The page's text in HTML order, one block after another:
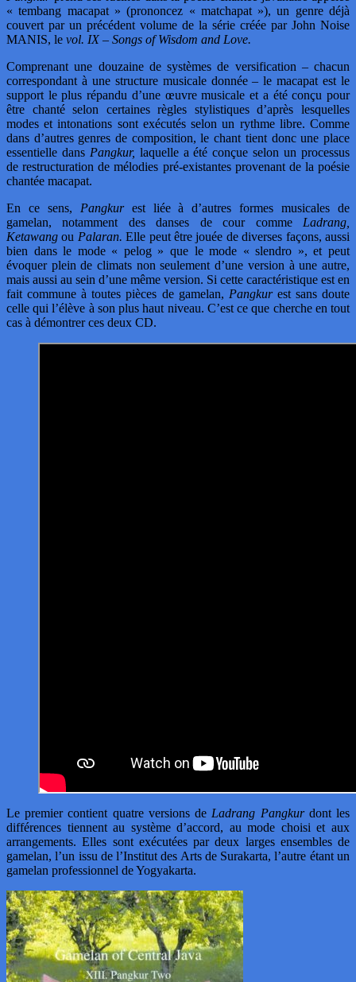
« tembang macapat » (prononcez « matchapat »), un genre déjà
couvert par un précédent volume de la série créée par John Noise
MANIS, le vol. IX – Songs of Wisdom and Love.
Comprenant une douzaine de systèmes de versification – chacun
correspondant à une structure musicale donnée – le macapat est le
support le plus répandu d’une œuvre musicale et a été conçu pour
être chanté selon certaines règles stylistiques d’après lesquelles
modes et intonations sont exécutés selon un rythme libre. Comme
dans d’autres genres de composition, le chant tient donc une place
essentielle dans Pangkur, laquelle a été conçue selon un processus
de restructuration de mélodies pré-existantes provenant de la poésie
chantée macapat.
En ce sens, Pangkurest liée à d’autres formes musicales de
gamelan, notamment des danses de cour comme Ladrang,
Ketawang ou Palaran. Elle peut être jouée de diverses façons, aussi
bien dans le mode « pelog » que le mode « slendro », et peut
évoquer plein de climats non seulement d’une version à une autre,
mais aussi au sein d’une même version. Si cette caractéristique est en
fait commune à toutes pièces de gamelan, Pangkurest sans doute
celle qui l’élève à son plus haut niveau. C’est ce que cherche en tout
cas à démontrer ces deux CD.
Le premier contient quatre versions de Ladrang Pangkurdont les
différences tiennent au système d’accord, au mode choisi et aux
arrangements. Elles sont exécutées par deux larges ensembles de
gamelan, l’un issu de l’Institut des Arts de Surakarta, l’autre étant un
gamelan professionnel de Yogyakarta.